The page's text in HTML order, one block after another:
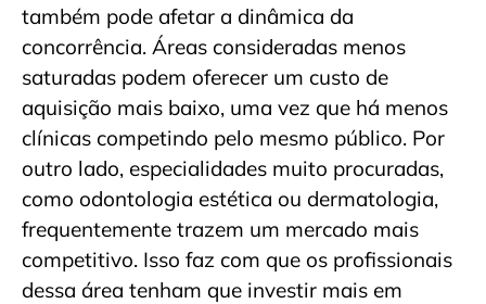
também pode afetar a dinâmica da
concorrência. Áreas consideradas menos
saturadas podem oferecer um custo de
aquisição mais baixo, uma vez que há menos
clínicas competindo pelo mesmo público. Por
outro lado, especialidades muito procuradas,
como odontologia estética ou dermatologia,
frequentemente trazem um mercado mais
competitivo. Isso faz com que os profissionais
dessa área tenham que investir mais em